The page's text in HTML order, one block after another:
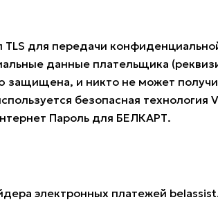
для передачи
данные плательщика
защищена, и никто не может
безопасная технология
Пароль для БЕЛКАРТ.
электронных платежей